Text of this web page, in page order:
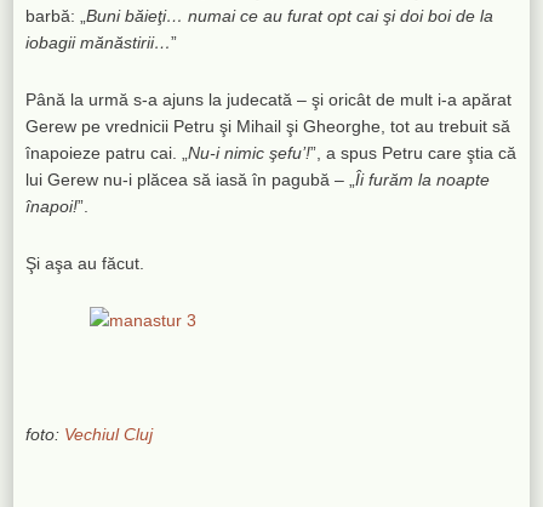
barbă: „Buni băieţi… numai ce au furat opt cai şi doi boi de la
iobagii mănăstirii…”
Până la urmă s-a ajuns la judecată – şi oricât de mult i-a apărat
Gerew pe vrednicii Petru şi Mihail şi Gheorghe, tot au trebuit să
înapoieze patru cai. „Nu-i nimic şefu’!”, a spus Petru care ştia că
lui Gerew nu-i plăcea să iasă în pagubă – „Îi furăm la noapte
înapoi!”.
Şi aşa au făcut.
foto: Vechiul Cluj